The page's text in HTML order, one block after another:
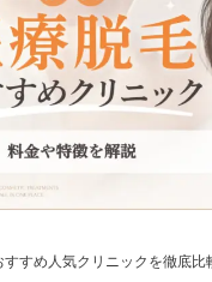
すすめ人気クリニックを徹底比